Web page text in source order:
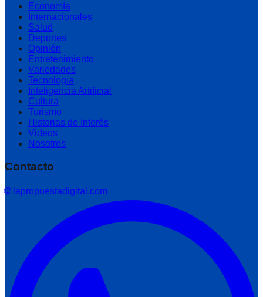
Economía
Internacionales
Salud
Deportes
Opinión
Entretenimiento
Variedades
Tecnología
Inteligencia Artificial
Cultura
Turismo
Historias de Interés
Videos
Nosotros
Contacto
🌐 lapropuestadigital.com